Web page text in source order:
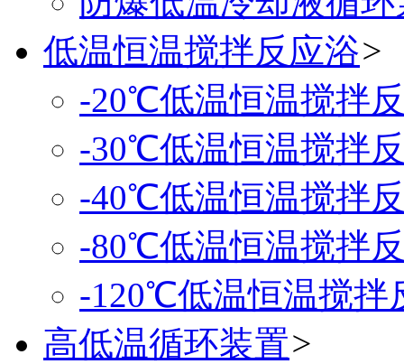
低温恒温搅拌反应浴>
-20℃低温恒温搅拌
-30℃低温恒温搅拌
-40℃低温恒温搅拌
-80℃低温恒温搅拌
-120℃低温恒温搅拌
高低温循环装置>